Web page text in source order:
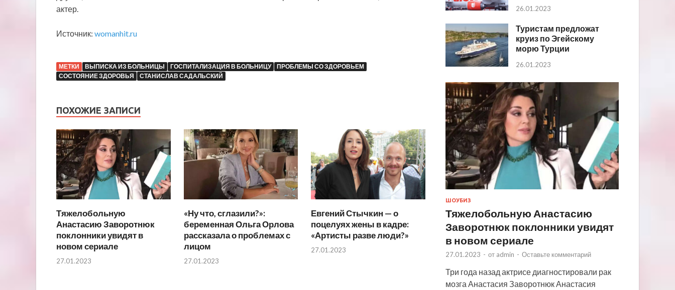
актер.
Источник: womanhit.ru
МЕТКИ ВЫПИСКА ИЗ БОЛЬНИЦЫ ГОСПИТАЛИЗАЦИЯ В БОЛЬНИЦУ
ПРОБЛЕМЫ СО ЗДОРОВЬЕМ
СОСТОЯНИЕ ЗДОРОВЬЯ
СТАНИСЛАВ САДАЛЬСКИЙ
ПОХОЖИЕ ЗАПИСИ
Тяжелобольную
Анастасию Заворотнюк
поклонники увидят в
новом сериале
27.01.2023
«Ну что, сглазили?»:
беременная Ольга Орлова
рассказала о проблемах с
лицом
27.01.2023
Евгений Стычкин — о
поцелуях жены в кадре:
«Артисты разве люди?»
27.01.2023
26.01.2023
Туристам предложат
круиз по Эгейскому
морю Турции
26.01.2023
ШОУБИЗ
Тяжелобольную Анастасию
Заворотнюк поклонники увидят
в новом сериале
27.01.2023 - от admin - Оставьте комментарий
Три года назад актрисе диагностировали рак
мозга Анастасия Заворотнюк Анастасия